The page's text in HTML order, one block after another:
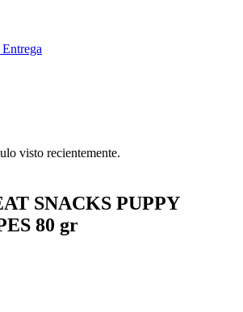
visto recientemente.
SNACKS PUPPY
80 gr